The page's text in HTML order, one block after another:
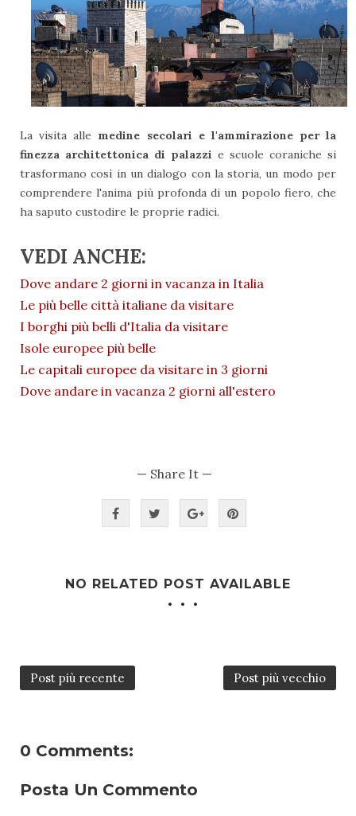
La visita alle medine secolari e l'ammirazione per la
finezza architettonica di palazzi e scuole coraniche si
trasformano così in un dialogo con la storia, un modo per
comprendere l'anima più profonda di un popolo fiero, che
ha saputo custodire le proprie radici.
VEDI ANCHE:
Dove andare 2 giorni in vacanza in Italia
Le più belle città italiane da visitare
I borghi più belli d'Italia da visitare
Isole europee più belle
Le capitali europee da visitare in 3 giorni
Dove andare in vacanza 2 giorni all'estero
— Share It —
NO RELATED POST AVAILABLE
Post più recente Post più vecchio
0 Comments:
Posta Un Commento